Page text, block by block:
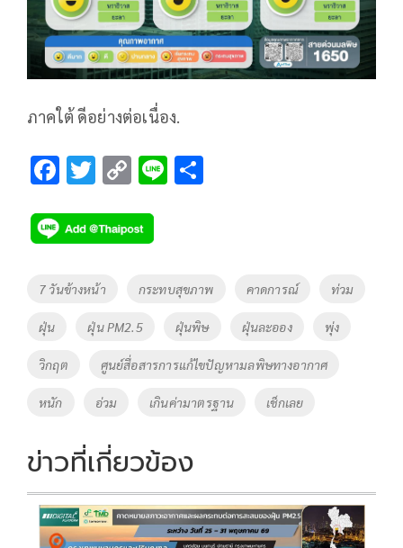
ภาคใต้ ดีอย่างต่อเนื่อง.
F
e
b
o
T
tt
er
C
p
y
Li
n
k
Li
Tags
7 วันข้างหน้า กระทบสุขภาพ คาดการณ์ ท่วม
ฝุ่น ฝุ่น PM2.5 ฝุ่นพิษ ฝุ่นละออง พุ่ง
วิกฤต ศูนย์สื่อสารการแก้ไขปัญหามลพิษทางอากาศ
หนัก อ่วม เกินค่ามาตรฐาน เช็กเลย
ข่าวที่เกี่ยวข้อง